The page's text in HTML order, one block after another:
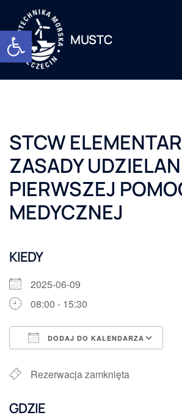
Otwórz pasek
MUSTC
STCW
ZASADY
PIERWSZEJ
MEDYCZNEJ
KIEDY
2025-06-09
08:00 - 15:30
DODAJ DO KALENDARZA
Rezerwacja zamknięta
GDZIE